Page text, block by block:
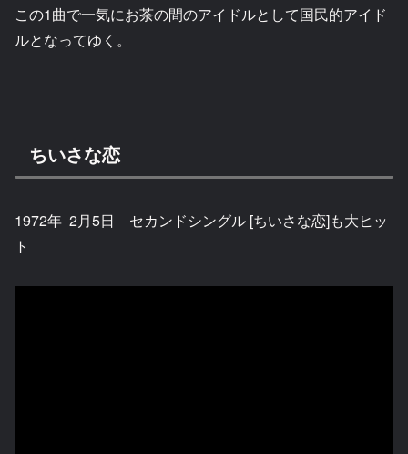
この1曲で一気にお茶の間のアイドルとして国民的アイド
ルとなってゆく。
ちいさな恋
1972年 2月5日 セカンドシングル [ちいさな恋]も大ヒッ
ト